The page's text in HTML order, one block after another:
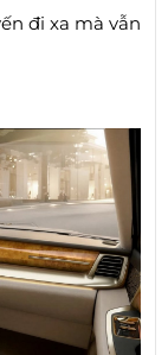
đi xa mà vẫn